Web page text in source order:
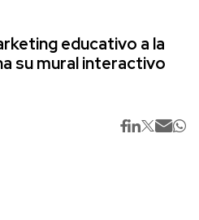
educativo a la
su mural interactivo